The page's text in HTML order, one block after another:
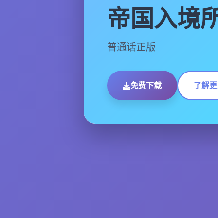
帝国入境
普通话正版
免费下载 了解